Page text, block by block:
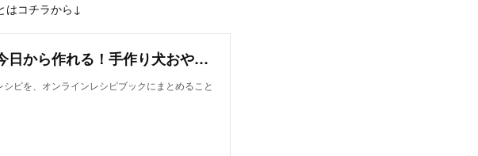
はコチラから↓
オンラインレシピブック【今日から作れる！手作り犬おやつレシピ】
ピを、オンラインレシピブックにまとめること